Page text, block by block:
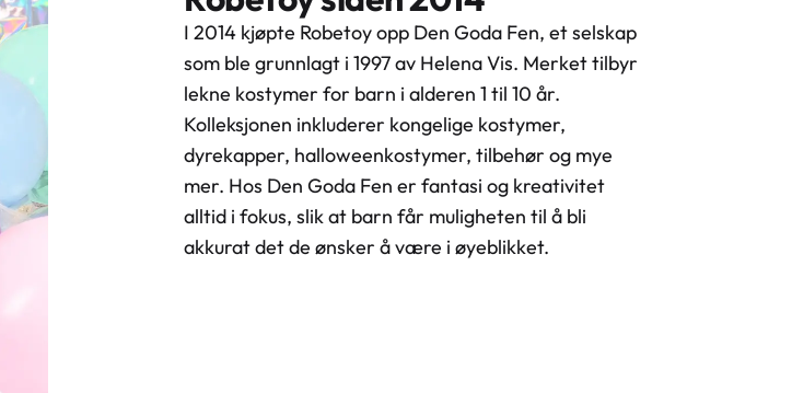
I 2014 kjøpte Robetoy opp Den Goda Fen, et selskap
som ble grunnlagt i 1997 av Helena Vis. Merket tilbyr
lekne kostymer for barn i alderen 1 til 10 år.
Kolleksjonen inkluderer kongelige kostymer,
dyrekapper, halloweenkostymer, tilbehør og mye
mer. Hos Den Goda Fen er fantasi og kreativitet
alltid i fokus, slik at barn får muligheten til å bli
akkurat det de ønsker å være i øyeblikket.